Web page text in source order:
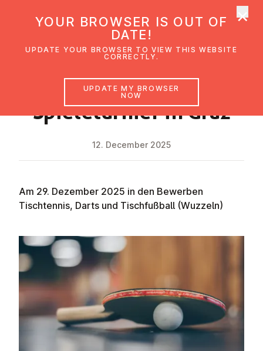
Spie­le­tu­rni­er in Graz
NEWS
12. December 2025
Am 29. Dezember 2025 in den Bewerben
Tischtennis, Darts und Tischfußball (Wuzzeln)
YOUR BROWSER IS OUT OF
DATE!
UPDATE YOUR BROWSER TO VIEW THIS WEBSITE
CORRECTLY.
UPDATE MY BROWSER
NOW
×